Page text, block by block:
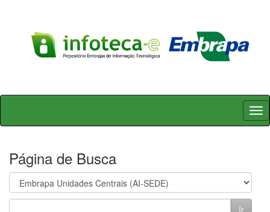
Skip
Página de Busca